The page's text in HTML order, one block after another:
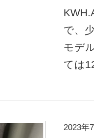
で、
モデ
ては
2023年